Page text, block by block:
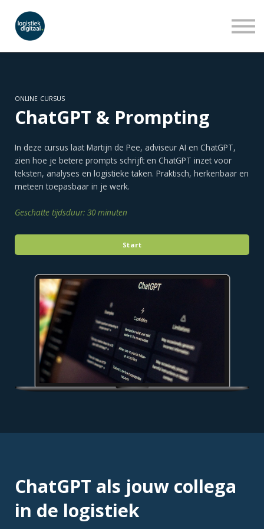
OVER ONS
ONLINE CURSUS
ChatGPT & Prompting
In deze cursus laat Martijn de Pee, adviseur AI en ChatGPT,
zien hoe je betere prompts schrijft en ChatGPT inzet voor
teksten, analyses en logistieke taken. Praktisch, herkenbaar en
meteen toepasbaar in je werk.
Geschatte tijdsduur: 30 minuten
Start
ChatGPT als jouw collega
in de logistiek